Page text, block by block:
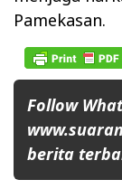
Pamekasan.
Follow
berita